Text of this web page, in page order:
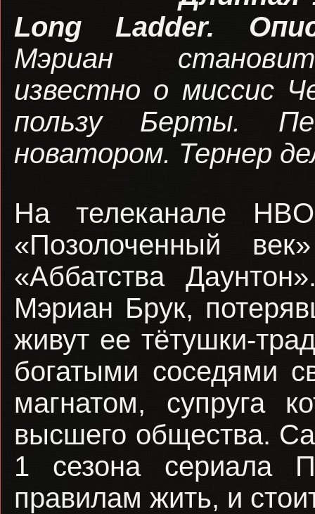
Long Ladder.
Мэриан
известно о миссис
пользу Берты.
новатором. Тернер
На телеканале
«Позолоченный
«Аббатства
Мэриан Брук,
живут ее тётушки-
богатыми соседями
магнатом, супруга
высшего общества.
1 сезона сериала
правилам жить, и